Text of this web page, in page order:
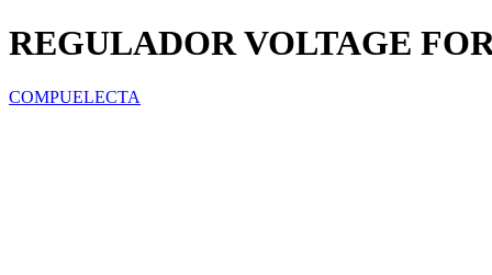
REGULADOR VOLTAGE
COMPUELECTA